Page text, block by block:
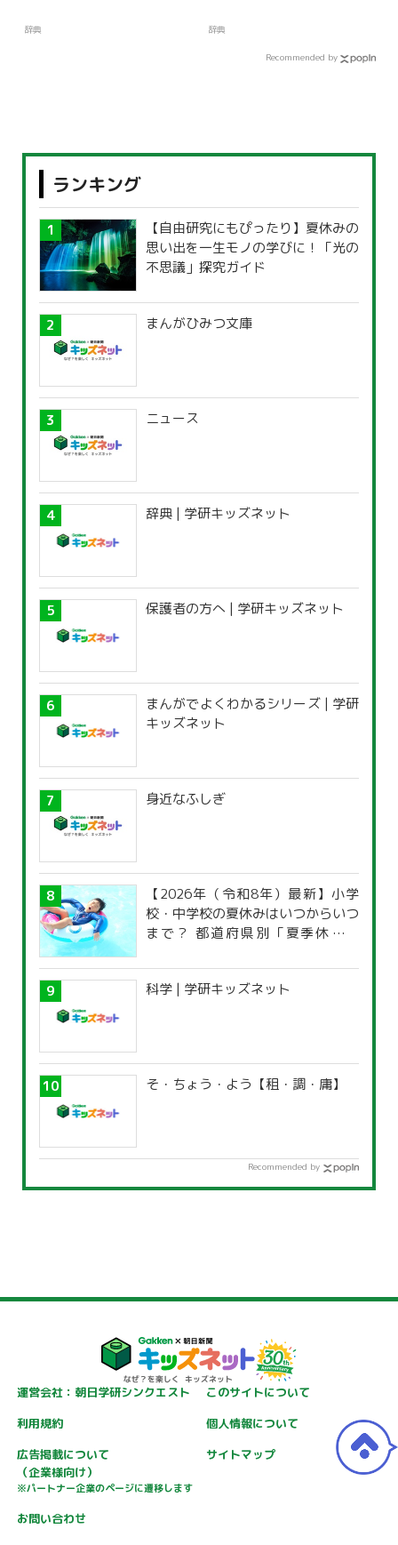
辞典 辞典
Recommended by
ランキング
【自由研究にもぴったり】夏休みの
思い出を一生モノの学びに！「光の
不思議」探究ガイド
まんがひみつ文庫
ニュース
辞典 | 学研キッズネット
保護者の方へ | 学研キッズネット
まんがでよくわかるシリーズ | 学研
キッズネット
身近なふしぎ
【2026年（令和8年）最新】小学
校・中学校の夏休みはいつからいつ
まで？ 都道府県別「夏季休暇一
科学 | 学研キッズネット
そ・ちょう・よう【租・調・庸】
Recommended by
運営会社：朝日学研シンクエスト
このサイトについて
利用規約
個人情報について
広告掲載について
（企業様向け）
※パートナー企業のページに遷移します
サイトマップ
お問い合わせ